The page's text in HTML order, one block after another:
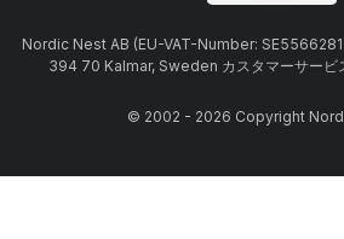
Nordic Nest AB (EU-VAT-Number:
394 70 Kalmar, Sweden カスタマーサー
© 2002 - 2026 Copyright